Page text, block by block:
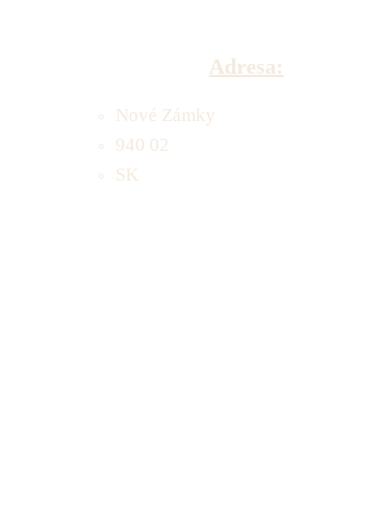
Adresa:
Nové Zámky
940 02
SK